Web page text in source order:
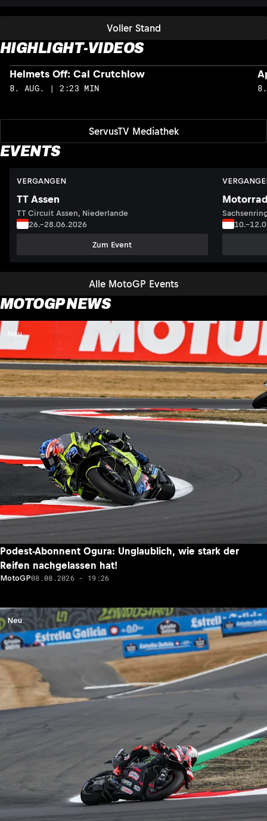
Voller Stand
HIGHLIGHT-VIDEOS
ServusTV Mediathek
Helmets Off: Cal Crutchlow
8. AUG. | 2:23 MIN
EVENTS
Alle MotoGP Events
VERGANGEN
TT Assen
TT Circuit Assen, Niederlande
26.–28.06.2026
Zum Event
MOTOGP NEWS
Neu
Podest-Abonnent Ogura: Unglaublich, wie stark der
Reifen nachgelassen hat!
MotoGP08.08.2026 - 19:26
Neu